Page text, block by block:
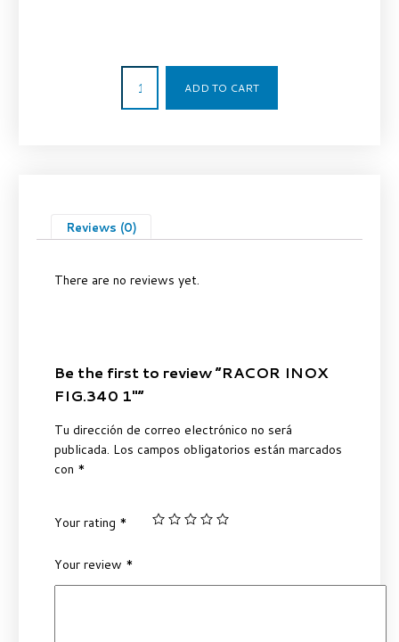
ADD TO CART
Reviews (0)
There are no reviews yet.
Be the first to review “RACOR INOX
FIG.340 1″”
Tu dirección de correo electrónico no será
publicada. Los campos obligatorios están marcados
con *
Your rating *
Your review *